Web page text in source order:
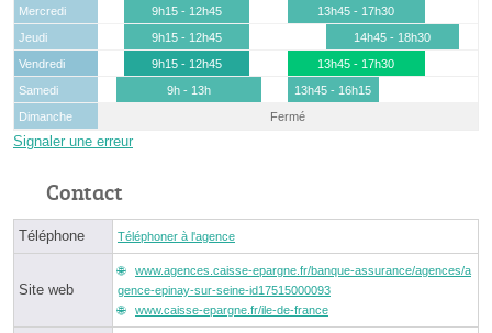
Mercredi
9h15 - 12h45
13h45 - 17h30
Jeudi
9h15 - 12h45
14h45 - 18h30
Vendredi
9h15 - 12h45
13h45 - 17h30
Samedi
9h - 13h
13h45 - 16h15
Dimanche
Fermé
Signaler une erreur
Contact
Téléphone Téléphoner à l'agence
Site web
www.agences.caisse-epargne.fr/banque-assurance/agences/a
gence-epinay-sur-seine-id17515000093
www.caisse-epargne.fr/ile-de-france